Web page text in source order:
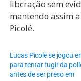
liberação sem
mantendo assim
Picolé.
Lucas Picolé se jogou
para tentar fugir da
antes de ser preso em